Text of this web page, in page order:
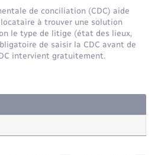
de conciliation (CDC) aide
à trouver une solution
le type de litige (état des lieux,
de saisir la CDC avant de
intervient gratuitement.